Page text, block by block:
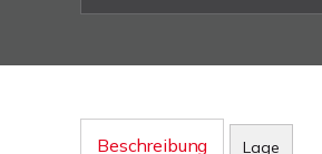
Beschreibung Lage